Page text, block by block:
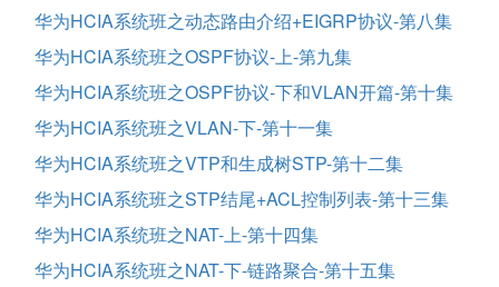
华为HCIA系统班之动态路由介绍+EIGRP协议-第八集
华为HCIA系统班之OSPF协议-上-第九集
华为HCIA系统班之OSPF协议-下和VLAN开篇-第十集
华为HCIA系统班之VLAN-下-第十一集
华为HCIA系统班之VTP和生成树STP-第十二集
华为HCIA系统班之STP结尾+ACL控制列表-第十三集
华为HCIA系统班之NAT-上-第十四集
华为HCIA系统班之NAT-下-链路聚合-第十五集